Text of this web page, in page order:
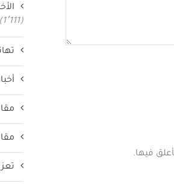
فيها.
(1٬111)